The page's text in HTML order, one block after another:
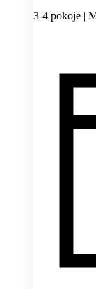
3-4 pokoje |